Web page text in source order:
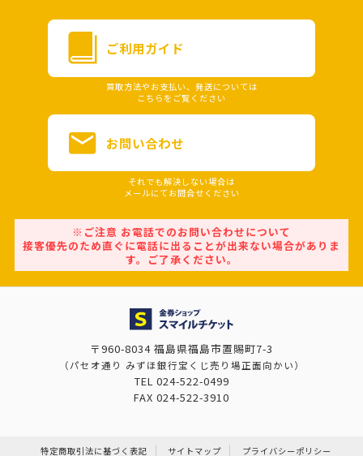
ご利用ガイド
買取方法やお支払い、発送については
こちらをご覧ください
お問い合わせ
それでも解決しない場合は
メールにてお問合せください
※ご注意 お電話でのお問い合わせについて
接客優先のため直ぐに電話に出ることが出来ない場合がありま
す。ご了承ください。
〒960-8034 福島県福島市置賜町7-3
（パセオ通り みずほ銀行宝くじ売り場正面向かい）
TEL 024-522-0499
FAX 024-522-3910
特定商取引法に基づく表記 サイトマップ プライバシーポリシー